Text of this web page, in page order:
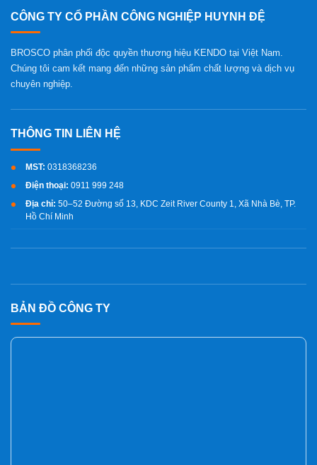
BẢN ĐỒ CÔNG TY
CÔNG TY CỔ PHẦN CÔNG NGHIỆP HUYNH ĐỆ
BROSCO phân phối độc quyền thương hiệu KENDO tại Việt Nam.
Chúng tôi cam kết mang đến những sản phẩm chất lượng và dịch vụ
chuyên nghiệp.
MST: 0318368236
Điện thoại: 0911 999 248
Địa chỉ: 50–52 Đường số 13, KDC Zeit River County 1, Xã Nhà Bè, TP.
Hồ Chí Minh